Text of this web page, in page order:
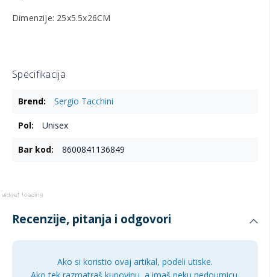
Dimenzije: 25x5.5x26CM
Specifikacija
informacijaSergio Tacchini
Unisex
8600841136849
Recenzije, pitanja i odgovori
Ako si koristio ovaj artikal, podeli utiske.